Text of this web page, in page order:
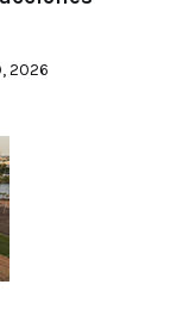
2026